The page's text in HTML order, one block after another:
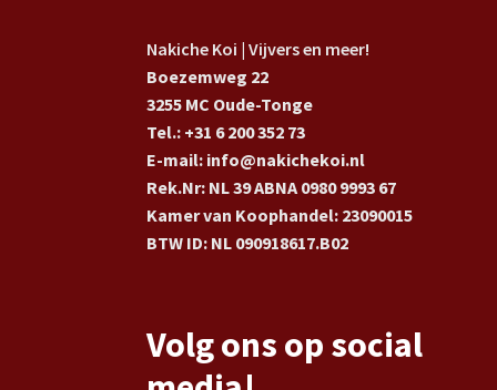
Nakiche Koi | Vijvers en meer!
Boezemweg 22
3255 MC Oude-Tonge
Tel.: +31 6 200 352 73
E-mail: info@nakichekoi.nl
Rek.Nr: NL 39 ABNA 0980 9993 67
Kamer van Koophandel: 23090015
BTW ID: NL 090918617.B02
Volg ons op social